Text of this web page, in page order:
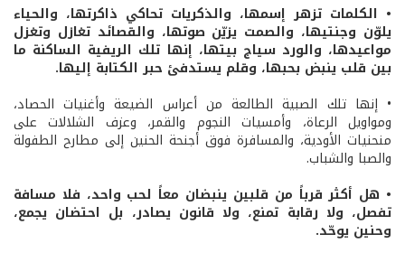
• الكلمات تزهر إسمها، والذكريات تحاكي ذاكرتها، والحياء
يلوّن وجنتيها، والصمت يزيّن صوتها، والقصائد تغازل وتغزل
مواعيدها، والورد سياج بيتها، إنها تلك الريفية الساكنة ما
بين قلب ينبض بحبها، وقلم يستدفئ حبر الكتابة إليها.
• إنها تلك الصبية الطالعة من أعراس الضيعة وأغنيات الحصاد،
ومواويل الرعاة، وأمسيات النجوم والقمر، وعزف الشلالات على
منحنيات الأودية، والمسافرة فوق أجنحة الحنين إلى مطارح الطفولة
والصبا والشباب.
• هل أكثر قرباً من قلبين ينبضان معاً لحب واحد، فلا مسافة
تفصل، ولا رقابة تمنع، ولا قانون يصادر، بل احتضان يجمع،
وحنين يوحّد.